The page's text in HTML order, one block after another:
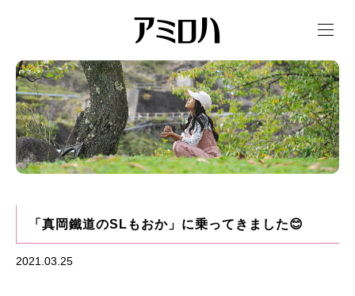
t
g
l
e
n
a
v
i
g
a
t
「真岡鐵道のSLもおか」に乗ってきました😊
2021.03.25